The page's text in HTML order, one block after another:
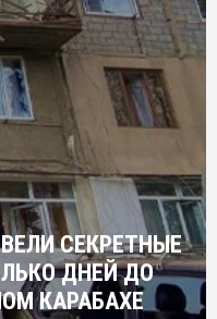
СЕКРЕТНЫЕ
ДНЕЙ ДО
КАРАБАХЕ